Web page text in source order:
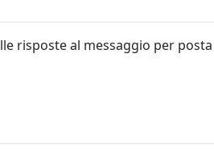
risposte al messaggio per